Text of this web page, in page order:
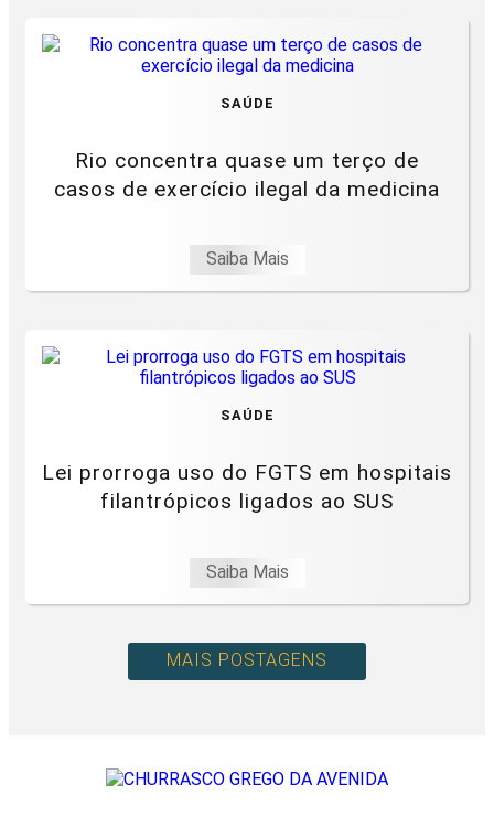
SAÚDE
Rio concentra quase um terço de
casos de exercício ilegal da medicina
Saiba Mais
SAÚDE
Lei prorroga uso do FGTS em hospitais
filantrópicos ligados ao SUS
Saiba Mais
MAIS POSTAGENS